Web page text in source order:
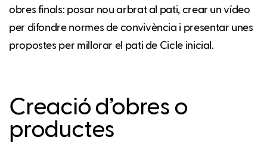
obres finals: posar nou arbrat al pati, crear un vídeo
per difondre normes de convivència i presentar unes
propostes per millorar el pati de Cicle inicial.
Creació d’obres o
productes